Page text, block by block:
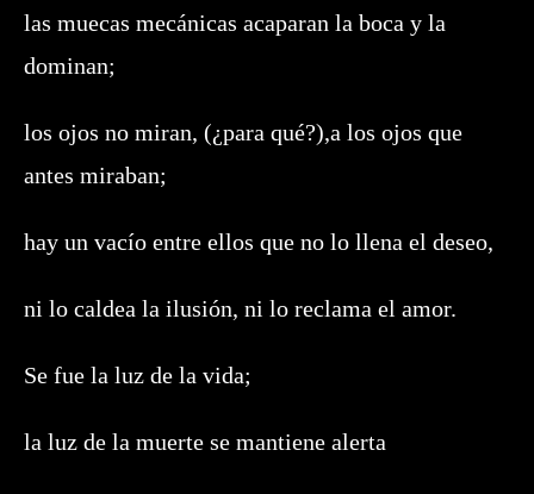
las muecas mecánicas acaparan la boca y la
dominan;
los ojos no miran, (¿para qué?),a los ojos que
antes miraban;
hay un vacío entre ellos que no lo llena el deseo,
ni lo caldea la ilusión, ni lo reclama el amor.
Se fue la luz de la vida;
la luz de la muerte se mantiene alerta